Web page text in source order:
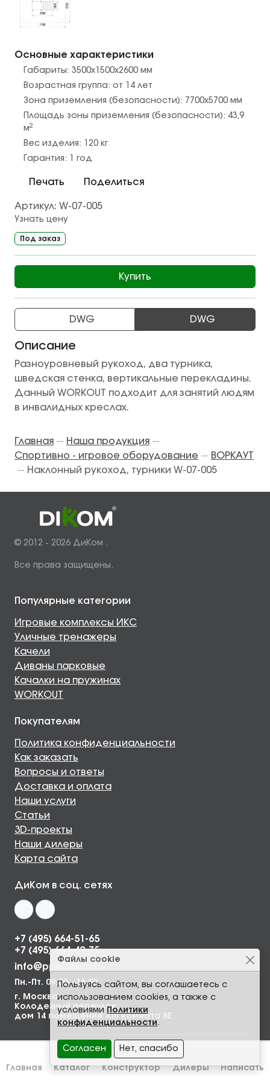
Основные характеристики
Габариты: 3500х1500х2600 мм
Возрастная группа: от 14 лет
Зона приземления (безопасности): 7700х5700 мм
Площадь зоны приземления (безопасности): 43,9
м2
Вес изделия: 120 кг
Гарантия:
1 год
Печать Поделиться
Артикул: W-07-005
Узнать цену
Под заказ
Купить
DWG DWG
Описание
Разноуровневый рукоход, два турника,
шведская стенка, вертикальные перекладины.
Данный WORKOUT подходит для занятий людям
в инвалидных креслах.
Главная — Наша продукция —
Спортивно - игровое оборудование — ВОРКАУТ
— Наклонный рукоход, турники W-07-005
© 2012 - 2026 ДиКом .
Все права защищены.
Файлы cookie
Пользуясь сайтом, вы соглашаетесь с
использованием cookies, а также с
условиями Политики
конфиденциальности.
Согласен Нет, спасибо
Популярные категории
Игровые комплексы ИКС
Уличные тренажеры
Качели
Диваны парковые
Качалки на пружинах
WORKOUT
Покупателям
Политика конфиденциальности
Как заказать
Вопросы и ответы
Доставка и оплата
Наши услуги
Статьи
3D-проекты
Наши дилеры
Карта сайта
ДиКом в соц. сетях
+7 (495) 664-51-65
+7 (495) 664-49-75
info@ppkdikom.ru
Пн.-Пт. 09:00—18:00
г. Москва,
Колодезный переулок,
дом 14 помещение XIII комната 8Е
Главная Каталог Конструктор Дилеры Написать